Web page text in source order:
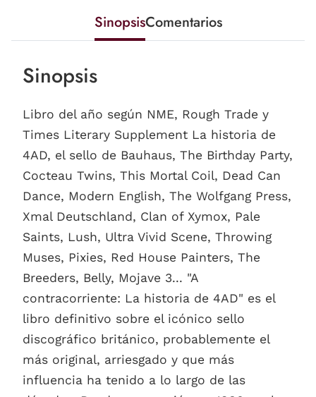
SinopsisComentarios
Sinopsis
Libro del año según NME, Rough Trade y
Times Literary Supplement La historia de
4AD, el sello de Bauhaus, The Birthday Party,
Cocteau Twins, This Mortal Coil, Dead Can
Dance, Modern English, The Wolfgang Press,
Xmal Deutschland, Clan of Xymox, Pale
Saints, Lush, Ultra Vivid Scene, Throwing
Muses, Pixies, Red House Painters, The
Breeders, Belly, Mojave 3... "A
contracorriente: La historia de 4AD" es el
libro definitivo sobre el icónico sello
discográfico británico, probablemente el
más original, arriesgado y que más
influencia ha tenido a lo largo de las